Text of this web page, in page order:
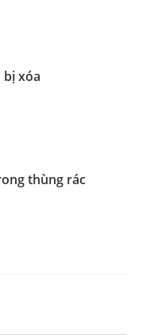
bị xóa
thùng rác